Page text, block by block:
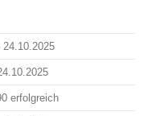
erfolgreich